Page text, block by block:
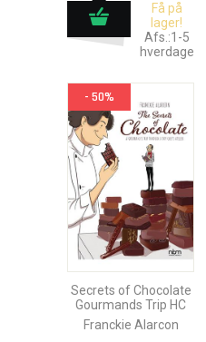
Få på
lager!
Afs.:1-5
hverdage
- 50%
Secrets of Chocolate
Gourmands Trip HC
Franckie Alarcon